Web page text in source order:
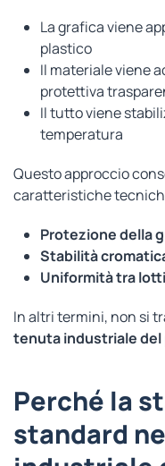
La grafica viene
plastico
Il materiale viene
protettiva
Il tutto viene
temperatura
Questo approccio
caratteristiche
Protezione della
Stabilità
Uniformità tra
In altri termini, non si
tenuta industriale
Perché la
standard